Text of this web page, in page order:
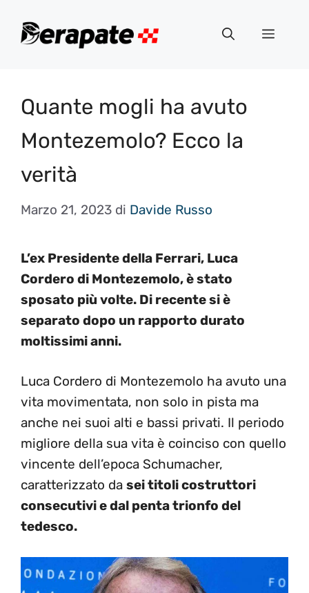
Menu
Quante mogli ha avuto
Montezemolo? Ecco la
verità
Marzo 21, 2023 di Davide Russo
L’ex Presidente della Ferrari, Luca
Cordero di Montezemolo, è stato
sposato più volte. Di recente si è
separato dopo un rapporto durato
moltissimi anni.
Luca Cordero di Montezemolo ha avuto una
vita movimentata, non solo in pista ma
anche nei suoi alti e bassi privati. Il periodo
migliore della sua vita è coinciso con quello
vincente dell’epoca Schumacher,
caratterizzato da sei titoli costruttori
consecutivi e dal penta trionfo del
tedesco.